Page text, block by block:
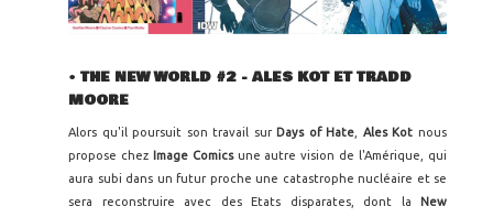
• THE NEW WORLD #2 - ALES KOT ET TRADD
MOORE
Alors qu'il poursuit son travail sur Days of Hate, Ales Kotnous
propose chez Image Comics une autre vision de l'Amérique, qui
aura subi dans un futur proche une catastrophe nucléaire et se
sera reconstruire avec des Etats disparates, dont la
New